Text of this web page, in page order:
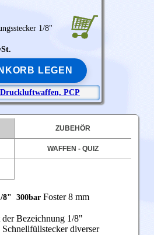
1/8"
LEGEN
PCP
ZUBEHÖR
WAFFEN - QUIZ
8" 300bar Foster 8 mm
Bezeichnung 1/8"
diverser